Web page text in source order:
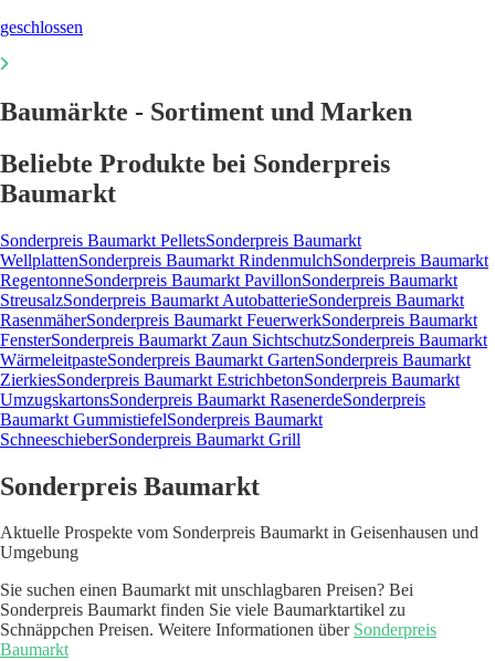
geschlossen
Baumärkte - Sortiment und Marken
Beliebte Produkte bei Sonderpreis
Baumarkt
Sonderpreis Baumarkt PelletsSonderpreis Baumarkt
WellplattenSonderpreis Baumarkt RindenmulchSonderpreis Baumarkt
RegentonneSonderpreis Baumarkt PavillonSonderpreis Baumarkt
StreusalzSonderpreis Baumarkt AutobatterieSonderpreis Baumarkt
RasenmäherSonderpreis Baumarkt FeuerwerkSonderpreis Baumarkt
FensterSonderpreis Baumarkt Zaun SichtschutzSonderpreis Baumarkt
WärmeleitpasteSonderpreis Baumarkt GartenSonderpreis Baumarkt
ZierkiesSonderpreis Baumarkt EstrichbetonSonderpreis Baumarkt
UmzugskartonsSonderpreis Baumarkt RasenerdeSonderpreis
Baumarkt GummistiefelSonderpreis Baumarkt
SchneeschieberSonderpreis Baumarkt Grill
Sonderpreis Baumarkt
Aktuelle Prospekte vom Sonderpreis Baumarkt in Geisenhausen und
Umgebung
Sie suchen einen Baumarkt mit unschlagbaren Preisen? Bei
Sonderpreis Baumarkt finden Sie viele Baumarktartikel zu
Schnäppchen Preisen. Weitere Informationen über Sonderpreis
Baumarkt